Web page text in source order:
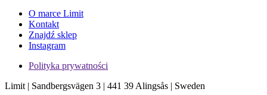
O marce Limit
Kontakt
Znajdź sklep
Instagram
Polityka prywatności
Limit | Sandbergsvägen 3 | 441 39 Alingsås | Sweden